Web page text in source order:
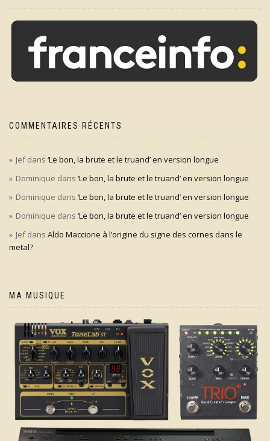
COMMENTAIRES RÉCENTS
Jefdans ‘Le bon, la brute et le truand’ en version longue
Dominique dans ‘Le bon, la brute et le truand’ en version longue
Dominique dans ‘Le bon, la brute et le truand’ en version longue
Dominique dans ‘Le bon, la brute et le truand’ en version longue
Jefdans Aldo Maccione à l’origine du signe des cornes dans le
metal?
MA MUSIQUE